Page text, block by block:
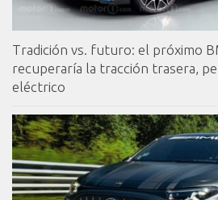
Tradición vs. futuro: el próximo
recuperaría la tracción trasera,
eléctrico